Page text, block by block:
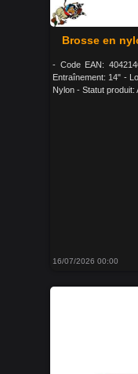
Brosse en
- Code EAN:
Entraînement: 14" -
Nylon - Statut produit:
16/07/2026 00:00